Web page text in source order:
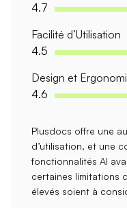
4.7
Facilité d’Utilisation
4.5
Design et
4.6
Plusdocs offre une
d’utilisation, et une
fonctionnalités AI
certaines limitations
élevés soient à